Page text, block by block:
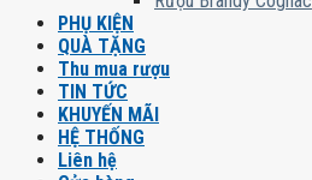
PHỤ KIỆN
QUÀ TẶNG
Thu mua rượu
TIN TỨC
KHUYẾN MÃI
HỆ THỐNG
Liên hệ